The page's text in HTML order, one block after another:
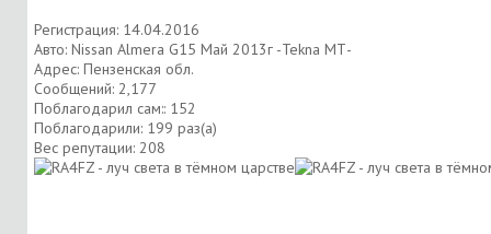
Регистрация: 14.04.2016
Авто: Nissan Almera G15 Май 2013г -Tekna МТ-
Адрес: Пензенская обл.
Сообщений: 2,177
Поблагодарил сам:: 152
Поблагодарили: 199 раз(а)
Вес репутации: 208